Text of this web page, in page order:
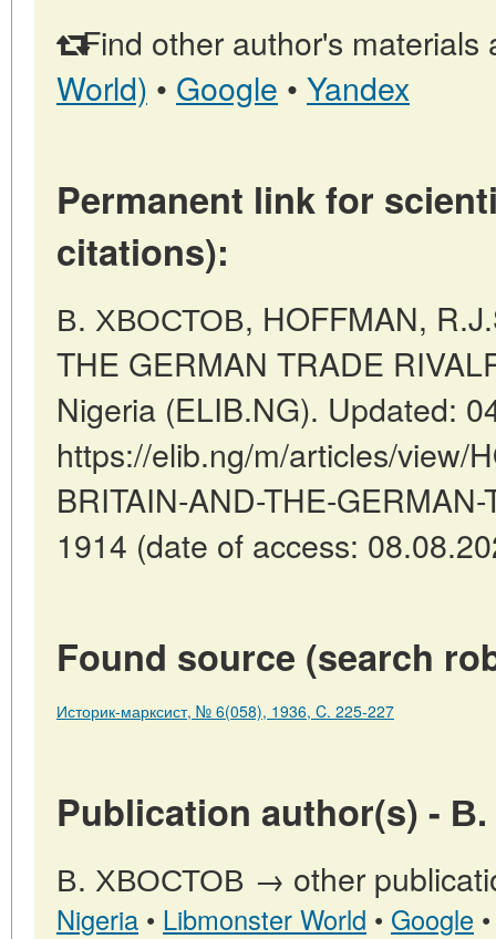
Find other author's materials
World) • Google • Yandex
Permanent link for
citations):
В. ХВОСТОВ, HOFFMAN,
THE GERMAN TRADE
Nigeria (ELIB.NG). Updated:
https://elib.ng/m/articles/view/
BRITAIN-AND-THE-
1914 (date of access:
Found source (search
Историк-марксист, № 6(058), 1936, C. 225-227
Publication author(s) -
В. ХВОСТОВ → other
Nigeria • Libmonster World • Google